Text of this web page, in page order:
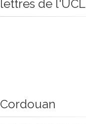
lettres de l'UCL
Cordouan